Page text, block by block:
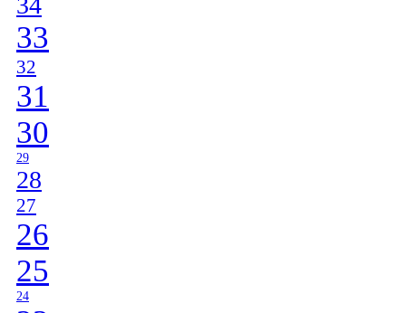
33
32
31
30
29
28
27
26
25
24